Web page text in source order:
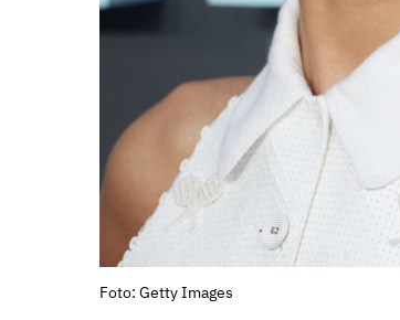
Foto: Getty Images